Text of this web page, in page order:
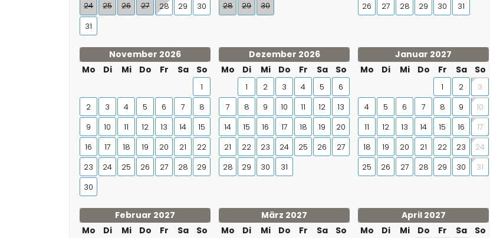
24
25 26 27 28 29
30
31
28
29 30
26
27 28 29 30 31
November 2026
Mo
Di Mi Do Fr Sa So
1
2
3 4 5 6 7
8
9
10 11 12 13 14
15
16
17 18 19 20 21
22
23
24 25 26 27 28
29
30
Dezember 2026
Mo
Di Mi Do Fr Sa So
1 2 3 4 5
6
7
8 9 10 11 12
13
14
15 16 17 18 19
20
21
22 23 24 25 26
27
28
29 30 31
Januar 2027
Mo
Di Mi Do Fr Sa So
1 2
3
4
5 6 7 8 9
10
11
12 13 14 15 16
17
18
19 20 21 22 23
24
25
26 27 28 29 30 31
Februar 2027
Mo
Di Mi Do Fr Sa So
März 2027
Mo
Di Mi Do Fr Sa So
April 2027
Mo
Di Mi Do Fr Sa So